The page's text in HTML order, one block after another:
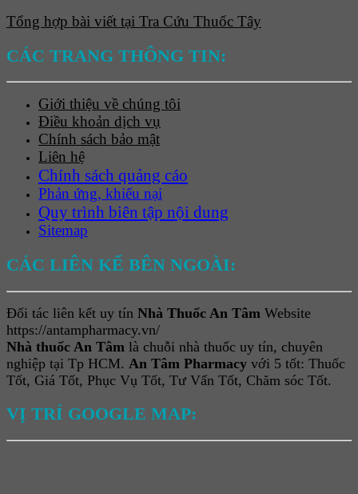
Tổng hợp bài viết tại Tra Cứu Thuốc Tây
CÁC TRANG THÔNG TIN:
Giới thiệu về chúng tôi
Điều khoản dịch vụ
Chính sách bảo mật
Liên hệ
Chính sách quảng cáo
Phản ứng, khiếu nại
Quy trình biên tập nội dung
Sitemap
CÁC LIÊN KẾ BÊN NGOÀI:
Đối tác liên kết uy tín Nhà Thuốc An Tâm Website
https://antampharmacy.vn/
Nhà thuốc An Tâm là chuỗi nhà thuốc uy tín, chuyên
nghiệp tại Tp HCM. An Tâm Pharmacy với 5 tốt: Thuốc
Tốt, Giá Tốt, Phục Vụ Tốt, Tư Vấn Tốt, Chăm sóc Tốt.
VỊ TRÍ GOOGLE MAP: